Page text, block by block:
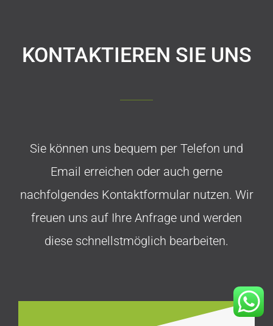
KONTAKTIEREN SIE UNS
Sie können uns bequem per Telefon und
Email erreichen oder auch gerne
nachfolgendes Kontaktformular nutzen. Wir
freuen uns auf Ihre Anfrage und werden
diese schnellstmöglich bearbeiten.